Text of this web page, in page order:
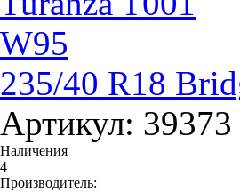
235/40 R18
Артикул: 39373
Наличения
4
Производитель: